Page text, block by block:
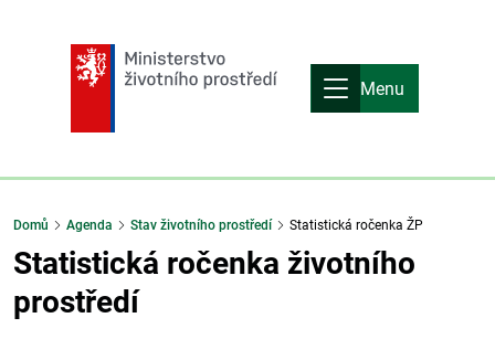
Menu
Domů Agenda Stav životního prostředí Statistická ročenka ŽP
Statistická ročenka životního
prostředí